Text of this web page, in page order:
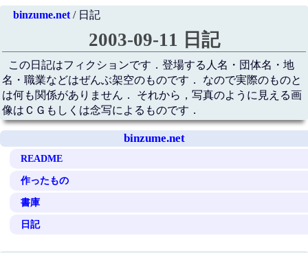
binzume.net/ 日記
2003-09-11 日記
この日記はフィクションです．登場する人名・団体名・地
名・職業などはぜんぶ架空のものです． なので実際のものと
は何も関係がありません． それから，写真のように見える画
像はＣＧもしくは念写によるものです．
binzume.net
README
作ったもの
書庫
日記